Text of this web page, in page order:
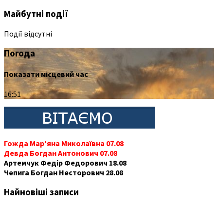
Майбутні події
Події відсутні
Погода
Показати місцевий час
16:51
Гожда Мар'яна Миколаївна 07.08
Девда Богдан Антонович 07.08
Артемчук Федір Федорович 18.08
Чепига Богдан Несторович 28.08
Найновіші записи